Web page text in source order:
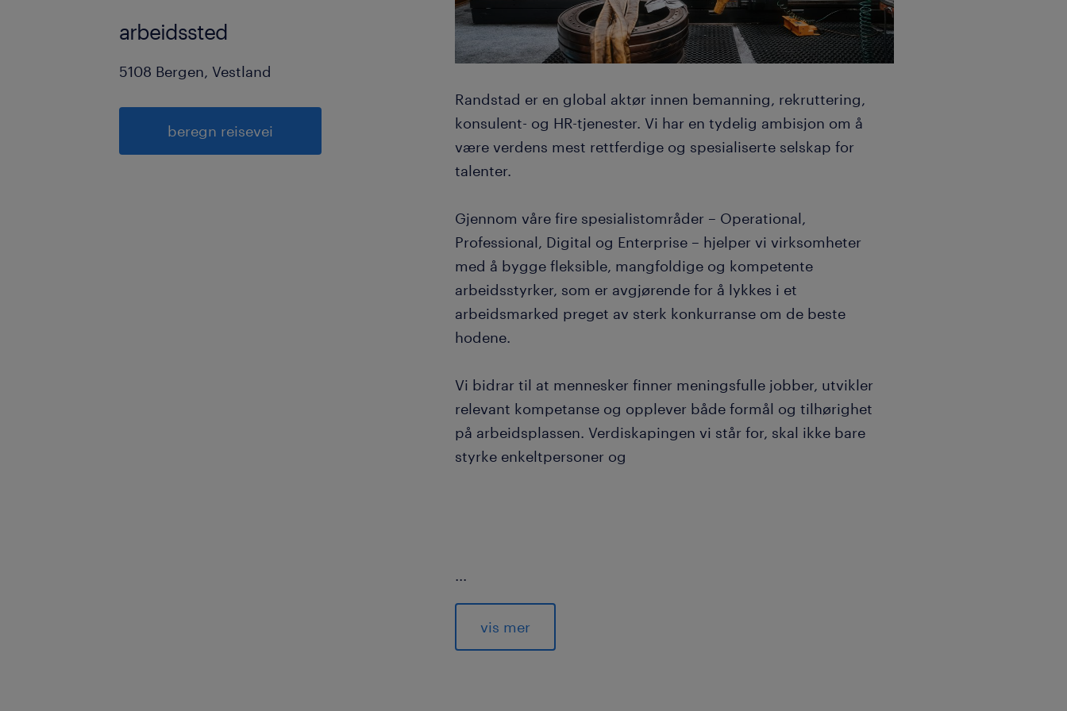
arbeidssted
5108 Bergen, Vestland
beregn reisevei
Randstad er en global aktør innen bemanning, rekruttering,
konsulent- og HR-tjenester. Vi har en tydelig ambisjon om å
være verdens mest rettferdige og spesialiserte selskap for
talenter.
Gjennom våre fire spesialistområder – Operational,
Professional, Digital og Enterprise – hjelper vi virksomheter
med å bygge fleksible, mangfoldige og kompetente
arbeidsstyrker, som er avgjørende for å lykkes i et
arbeidsmarked preget av sterk konkurranse om de beste
hodene.
Vi bidrar til at mennesker finner meningsfulle jobber, utvikler
relevant kompetanse og opplever både formål og tilhørighet
på arbeidsplassen. Verdiskapingen vi står for, skal ikke bare
styrke enkeltpersoner og
...
virksomheter – men også bidra til en mer bærekraftig fremtid
for alle.
vis mer